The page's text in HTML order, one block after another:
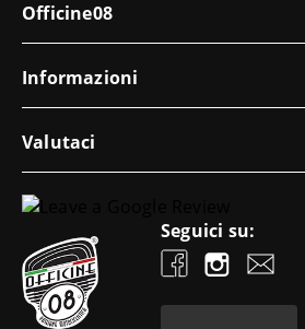
Officine08
Informazioni
Valutaci
Seguici su: